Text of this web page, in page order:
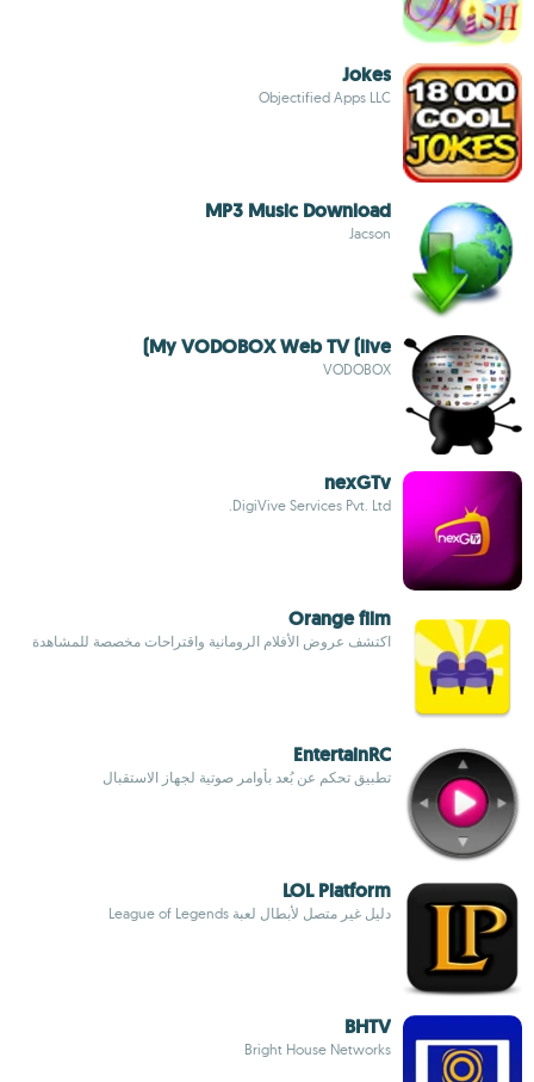
Jokes
Objectified Apps LLC
MP3 Music Download
Jacson
My VODOBOX Web TV (live)
VODOBOX
nexGTv
DigiVive Services Pvt. Ltd.
Orange film
اكتشف عروض الأفلام الرومانية واقتراحات مخصصة للمشاهدة
EntertainRC
تطبيق تحكم عن بُعد بأوامر صوتية لجهاز الاستقبال
LOL Platform
دليل غير متصل لأبطال لعبة League of Legends
BHTV
Bright House Networks